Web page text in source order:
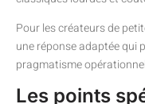
Pour les créateurs de
une réponse adaptée qui
pragmatisme
Les points